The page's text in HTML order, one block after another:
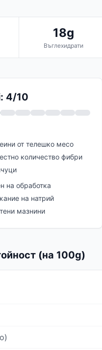
18g
Въглехидрати
4/10
от телешко месо
количество фибри
на обработка
на натрий
мазнини
(на 100g)